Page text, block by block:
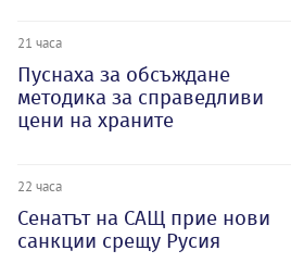
21 часа
Пуснаха за обсъждане
методика за справедливи
цени на храните
22 часа
Сенатът на САЩ прие нови
санкции срещу Русия